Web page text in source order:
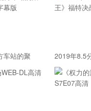
车站的聚
幕版
2019年8.5
福特决战法